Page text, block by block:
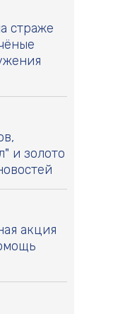
страже
и золото
акция